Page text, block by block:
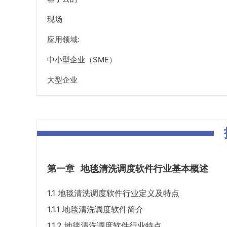
现场
应用领域:
中小型企业（SME）
大型企业
第一章 地毯清洗调度软件行业基本概述
1.1 地毯清洗调度软件行业定义及特点
1.1.1 地毯清洗调度软件简介